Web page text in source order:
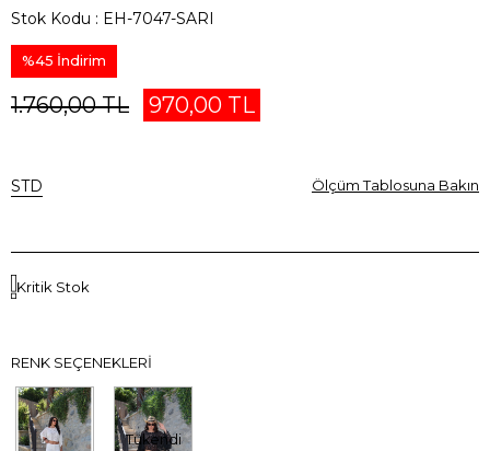
Stok Kodu EH-7047-SARI
%45 İndirim
1.760,00 TL 970,00 TL
STD Ölçüm Tablosuna Bakın
Kritik Stok
RENK SEÇENEKLERI
Tükendi